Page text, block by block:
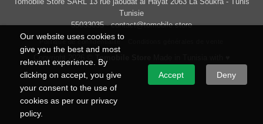
Our website uses cookies to
give you the best and most
relevant experience. By
clicking on accept, you give
your consent to the use of
cookies as per our privacy
policy.
Accept Deny
Tunisie
55033035 -contact@tomobile.store
Politique de confidentialité
Copyright 2026 © Tomobile Store